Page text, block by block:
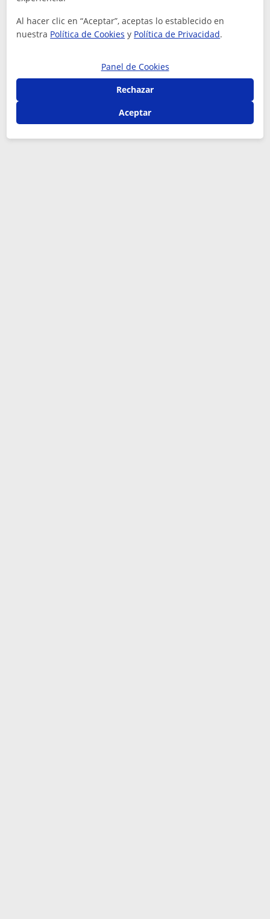
Al hacer clic en “Aceptar”, aceptas lo establecido en
nuestra Política de Cookies y Política de Privacidad.
Panel de Cookies
Rechazar
Aceptar